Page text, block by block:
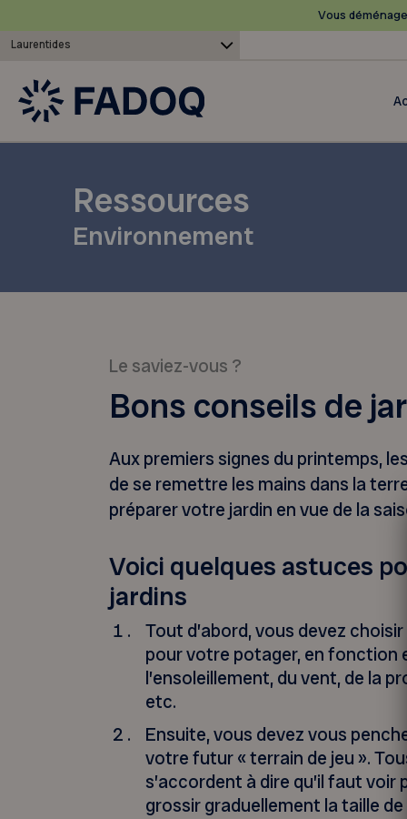
Vous
Laurentides
Ressources
Environnement
Le saviez-vous ?
Bons conseils de
Aux premiers signes du printemps,
de se remettre les mains dans la
préparer votre jardin en vue de la
Voici quelques astuces
jardins
Tout d’abord, vous devez
pour votre potager, en fonction
l’ensoleillement, du vent, de la
etc.
Ensuite, vous devez vous
votre futur « terrain de jeu ».
s’accordent à dire qu’il faut
grossir graduellement la taille de